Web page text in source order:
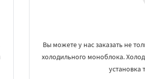
Вы можете у нас заказать не
холодильного моноблока.
установка